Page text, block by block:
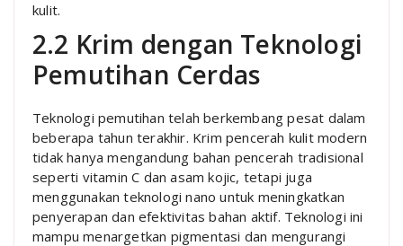
kulit.
2.2 Krim dengan Teknologi
Pemutihan Cerdas
Teknologi pemutihan telah berkembang pesat dalam
beberapa tahun terakhir. Krim pencerah kulit modern
tidak hanya mengandung bahan pencerah tradisional
seperti vitamin C dan asam kojic, tetapi juga
menggunakan teknologi nano untuk meningkatkan
penyerapan dan efektivitas bahan aktif. Teknologi ini
mampu menargetkan pigmentasi dan mengurangi